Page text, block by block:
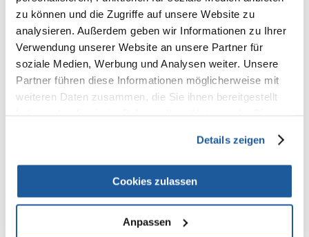
zu können und die Zugriffe auf unsere Website zu
analysieren. Außerdem geben wir Informationen zu Ihrer
Verwendung unserer Website an unsere Partner für
soziale Medien, Werbung und Analysen weiter. Unsere
Partner führen diese Informationen möglicherweise mit
weiteren Daten zusammen, die Sie ihnen bereitgestellt
Details zeigen
Cookies zulassen
Anpassen
Getreidefrei
Fleisch pur mit Leinöl und Rübenfasern
Hoher Fleischanteil: mit 70% Fleisch und Innereien
ohne Kohlenhydrate
ohne Soja, ohne Farb- und Konservierungsstoffe
Alleinfuttermittel für ausgewachsene Hunde
Mineralstoffe, Flachsöl (0,2%), Rübenfaser (0,2%).
Zusatzstoffe
Vitamin D3: 300 I.E., Vitamin E (als all-rac-alpha-Tocopherylacetat): 40mg,
Zink (als Zinkoxid): 30mg, Jod (als Kalziumjodat (wasserfrei)): 0,25mg,
Mangan (als Mangan(II)-sulfat, Monohydrat): 2mg